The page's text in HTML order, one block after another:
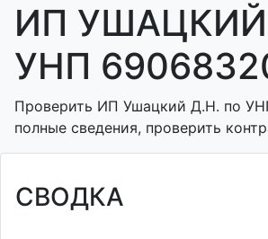
ИП
УНП
Проверить ИП Ушацкий Д.Н. по
полные сведения, проверить
СВОДКА